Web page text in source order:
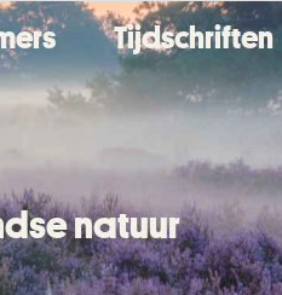
Tijdschriften
natuur